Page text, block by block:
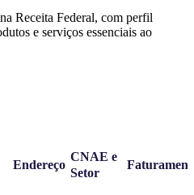
Receita Federal, com perfil
e serviços essenciais ao
Endereço
CNAE e
Setor